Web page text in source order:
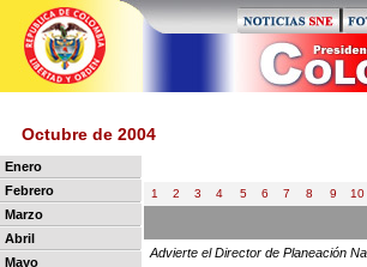
Octubre de 2004
Enero
Febrero
Marzo
Abril
Mayo
1 2 3 4 5 6 7 8 9 10
Advierte el Director de Planeación